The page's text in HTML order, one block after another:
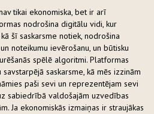
tikai ekonomiska, bet ir arī
nodrošina digitālu vidi, kur
kā šī saskarsme notiek, nodrošina
noteikumu ievērošanu, un būtisku
spēlē algoritmi. Platformas
saskarsme, kā mēs izzinām
paši sevi un reprezentējam sevi
sabiedrībā valdošajām uzvedības
Ja ekonomiskās izmaiņas ir straujākas